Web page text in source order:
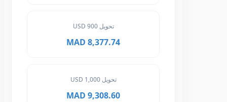
تحويل 900 USD
8,377.74 MAD
تحويل 1,000 USD
9,308.60 MAD